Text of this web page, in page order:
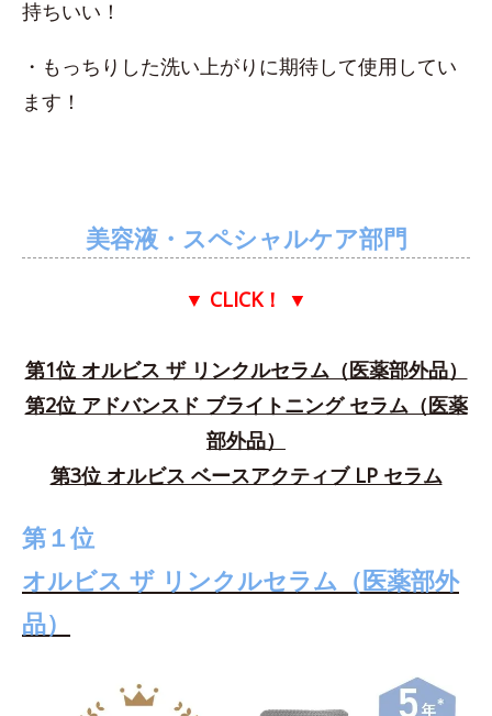
持ちいい！
・もっちりした洗い上がりに期待して使用してい
ます！
美容液・スペシャルケア部門
▼ CLICK！ ▼
第1位 オルビス ザ リンクルセラム（医薬部外品）
第2位 アドバンスド ブライトニング セラム（医薬
部外品）
第3位 オルビス ベースアクティブ LP セラム
第１位
オルビス ザ リンクルセラム（医薬部外
品）